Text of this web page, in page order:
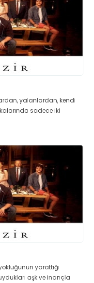
yalanlardan, kendi
sadece iki
yarattığı
aşk ve inançla